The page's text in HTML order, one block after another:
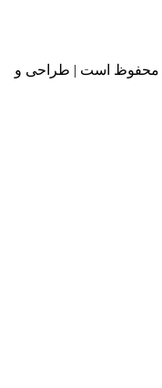
محفوظ است | طراحی و